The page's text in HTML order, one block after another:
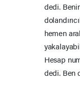
dedi.
hemen
Hesap
dedi. Ben